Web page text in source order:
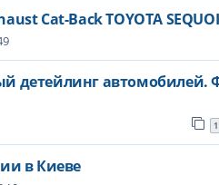
Cat-Back TOYOTA
детейлинг автомобилей.
1
в Киеве